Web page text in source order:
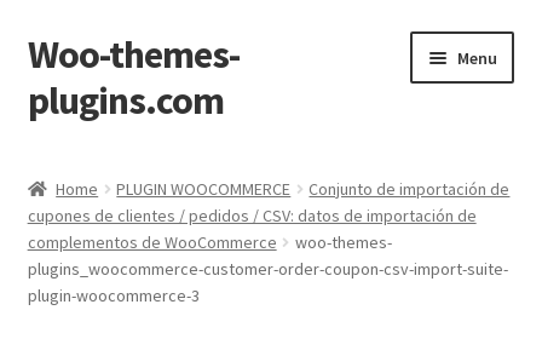
Skip
to
navigation
Skip
to
content
Woo-themes-
plugins.com
Menu
Home PLUGIN WOOCOMMERCE
Conjunto de importación de
cupones de clientes / pedidos / CSV: datos de importación de
complementos de WooCommerce
woo-themes-
plugins_woocommerce-customer-order-coupon-csv-import-suite-
plugin-woocommerce-3